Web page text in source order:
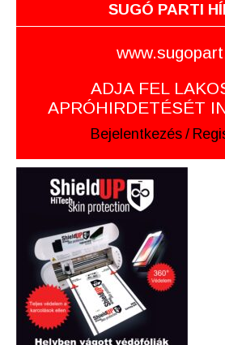
SUGÓ PARTI
ADJA FEL
APRÓHIRDETÉSÉT
Bejelentkezés /